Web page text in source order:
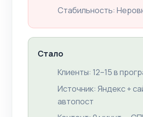
Стабильность:
Стало
Клиенты: 12–15 в
Источник: Яндекс +
автопост